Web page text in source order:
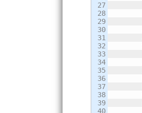
27
28
29
30
31
32
33
34
35
36
37
38
39
40